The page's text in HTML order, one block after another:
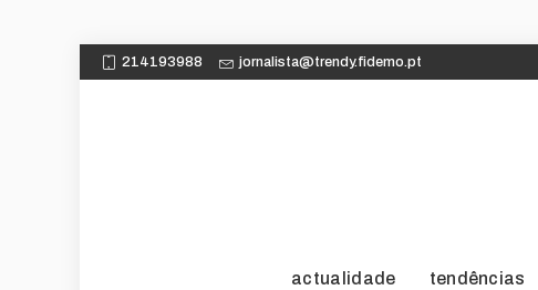
214193988 jornalista@trendy.fidemo.pt
actualidade tendências